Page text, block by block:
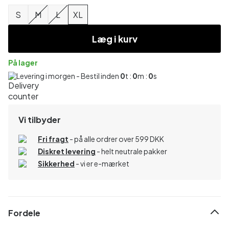
S M L XL
Læg i kurv
På lager
Levering i morgen - Bestil inden 0t : 0m : 0s
Vi tilbyder
Fri fragt - på alle ordrer over 599 DKK
Diskret levering - helt neutrale pakker
Sikkerhed - vi er e-mærket
Fordele